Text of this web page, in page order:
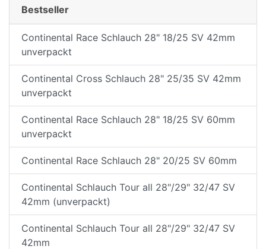
Bestseller
Continental Race Schlauch 28" 18/25 SV 42mm
unverpackt
Continental Cross Schlauch 28" 25/35 SV 42mm
unverpackt
Continental Race Schlauch 28" 18/25 SV 60mm
unverpackt
Continental Race Schlauch 28" 20/25 SV 60mm
Continental Schlauch Tour all 28"/29" 32/47 SV
42mm (unverpackt)
Continental Schlauch Tour all 28"/29" 32/47 SV
42mm